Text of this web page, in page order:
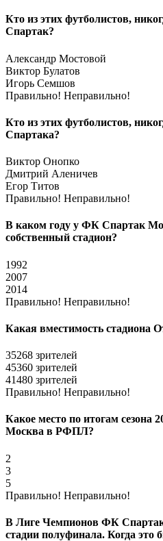
Кто из этих футболистов,
Спартак?
Александр Мостовой
Виктор Булатов
Игорь Семшов
Правильно! Неправильно!
Кто из этих футболистов,
Спартака?
Виктор Онопко
Дмитрий Аленичев
Егор Титов
Правильно! Неправильно!
В каком году у ФК Спартак
собственный стадион?
1992
2007
2014
Правильно! Неправильно!
Какая вместимость стадиона
35268 зрителей
45360 зрителей
41480 зрителей
Правильно! Неправильно!
Какое место по итогам сезона
Москва в РФПЛ?
2
3
5
Правильно! Неправильно!
В Лиге Чемпионов ФК
стадии полуфинала. Когда это